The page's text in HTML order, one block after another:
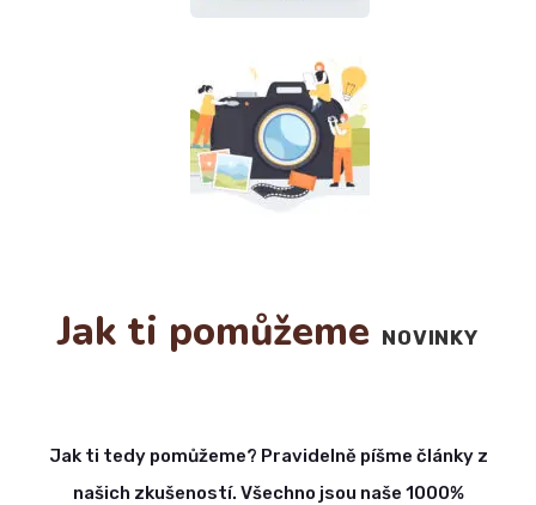
Jak ti pomůžeme NOVINKY
Jak ti tedy pomůžeme? Pravidelně píšme články z
našich zkušeností. Všechno jsou naše 1000%